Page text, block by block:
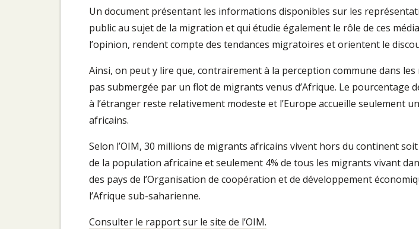
Un document présentant les informations disponibles sur les
public au sujet de la migration et qui étudie également le rôle de ces
l’opinion, rendent compte des tendances migratoires et orientent le
Ainsi, on peut y lire que, contrairement à la perception commune dans les
pas submergée par un flot de migrants venus d’Afrique. Le pourcentage
à l’étranger reste relativement modeste et l’Europe accueille seulement
africains.
Selon l’OIM, 30 millions de migrants africains vivent hors du continent soit
de la population africaine et seulement 4% de tous les migrants vivant
des pays de l’Organisation de coopération et de développement
l’Afrique sub-saharienne.
Consulter le rapport sur le site de l’OIM.